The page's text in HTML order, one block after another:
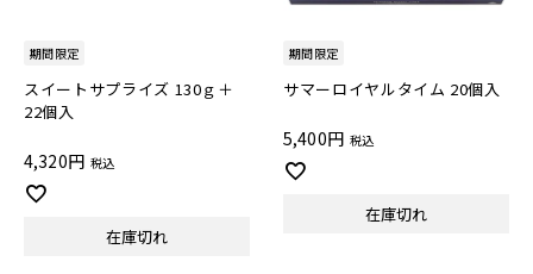
期間限定
スイートサプライズ 130ｇ＋
22個入
4,320 税込
在庫切れ
期間限定
サマーロイヤルタイム 20個入
5,400 税込
在庫切れ